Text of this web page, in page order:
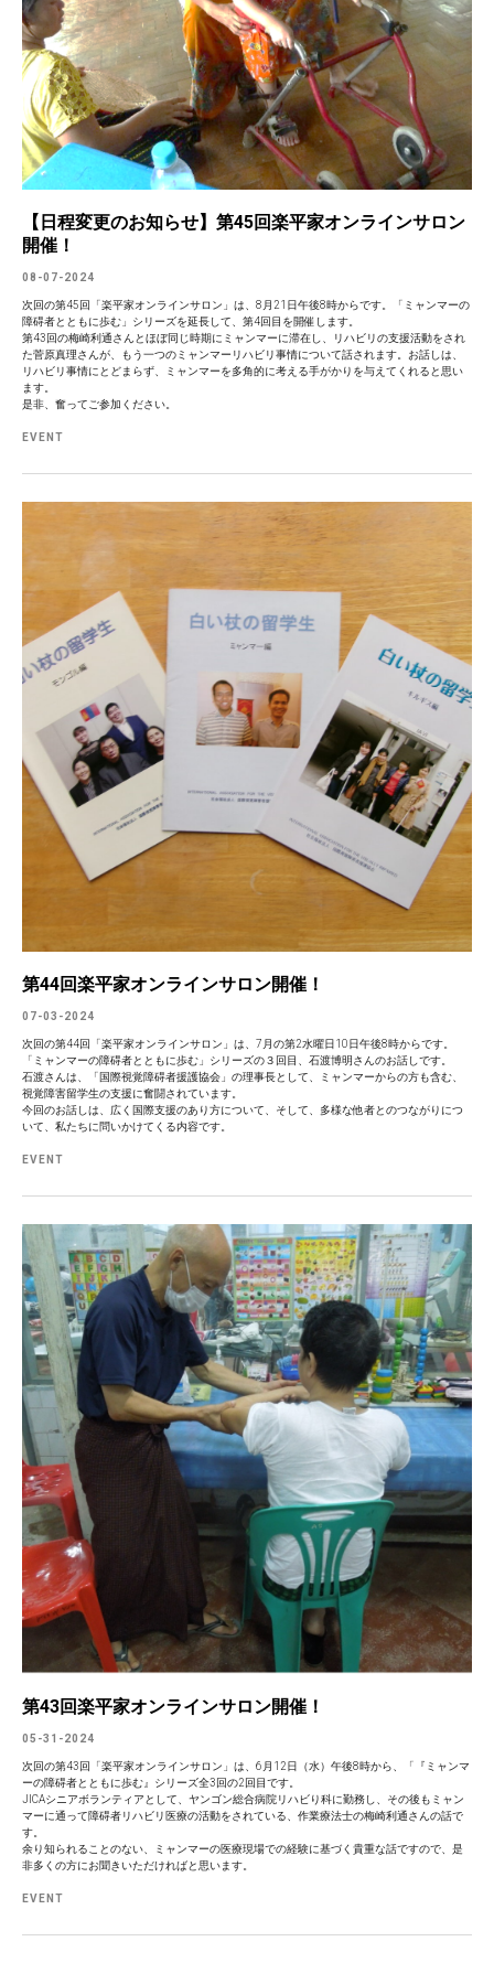
【日程変更のお知らせ】第45回楽平家オンラインサロン
開催！
08-07-2024
次回の第45回「楽平家オンラインサロン」は、8月21日午後8時からです。「ミャンマーの
障碍者とともに歩む」シリーズを延長して、第4回目を開催します。
第43回の梅崎利通さんとほぼ同じ時期にミャンマーに滞在し、リハビリの支援活動をされ
た菅原真理さんが、もう一つのミャンマーリハビリ事情について話されます。お話しは、
リハビリ事情にとどまらず、ミャンマーを多角的に考える手がかりを与えてくれると思い
ます。
是非、奮ってご参加ください。
EVENT
第44回楽平家オンラインサロン開催！
07-03-2024
次回の第44回「楽平家オンラインサロン」は、7月の第2水曜日10日午後8時からです。
「ミャンマーの障碍者とともに歩む」シリーズの３回目、石渡博明さんのお話しです。
石渡さんは、「国際視覚障碍者援護協会」の理事長として、ミャンマーからの方も含む、
視覚障害留学生の支援に奮闘されています。
今回のお話しは、広く国際支援のあり方について、そして、多様な他者とのつながりにつ
いて、私たちに問いかけてくる内容です。
EVENT
第43回楽平家オンラインサロン開催！
05-31-2024
次回の第43回「楽平家オンラインサロン」は、6月12日（水）午後8時から、「『ミャンマ
ーの障碍者とともに歩む』シリーズ全3回の2回目です。
JICAシニアボランティアとして、ヤンゴン総合病院リハビり科に勤務し、その後もミャン
マーに通って障碍者リハビリ医療の活動をされている、作業療法士の梅崎利通さんの話で
す。
余り知られることのない、ミャンマーの医療現場での経験に基づく貴重な話ですので、是
非多くの方にお聞きいただければと思います。
EVENT